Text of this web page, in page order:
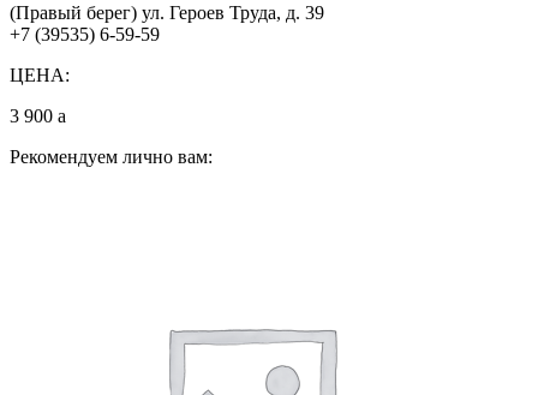
(Правый берег) ул. Героев Труда, д. 39
+7 (39535) 6-59-59
ЦЕНА:
3 900 a
Рекомендуем лично вам: